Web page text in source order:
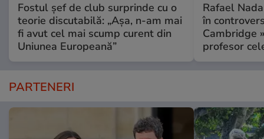
Fostul șef de club surprinde cu o
teorie discutabilă: „Așa, n-am mai
fi avut cel mai scump curent din
Uniunea Europeană”
Rafael
în
Cambridge
profesor
PARTENERI